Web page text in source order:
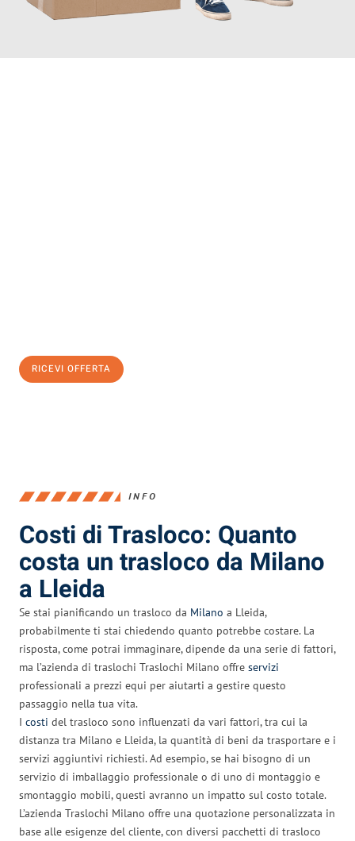
RICEVI OFFERTA
INFO
Costi di Trasloco: Quanto
costa un trasloco da Milano
a Lleida
Se stai pianificando un trasloco da Milano a Lleida,
probabilmente ti stai chiedendo quanto potrebbe costare. La
risposta, come potrai immaginare, dipende da una serie di fattori,
ma l’azienda di traslochi Traslochi Milano offre servizi
professionali a prezzi equi per aiutarti a gestire questo
passaggio nella tua vita.
I costi del trasloco sono influenzati da vari fattori, tra cui la
distanza tra Milano e Lleida, la quantità di beni da trasportare e i
servizi aggiuntivi richiesti. Ad esempio, se hai bisogno di un
servizio di imballaggio professionale o di uno di montaggio e
smontaggio mobili, questi avranno un impatto sul costo totale.
L’azienda Traslochi Milano offre una quotazione personalizzata in
base alle esigenze del cliente, con diversi pacchetti di trasloco